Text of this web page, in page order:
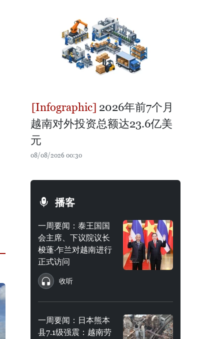
2026年前7个月
越南对外投资总额达23.6亿美
元
08/08/2026 00:30
播客
一周要闻：泰王国国
会主席、下议院议长
梭蓬·乍兰对越南进行
正式访问
收听
一周要闻：日本熊本
县7.1级强震：越南劳